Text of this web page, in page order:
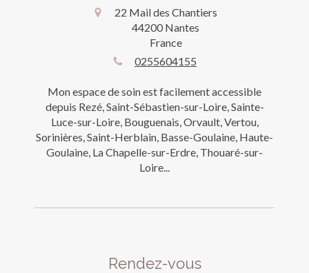
22 Mail des Chantiers
44200 Nantes
France
0255604155
Mon espace de soin est facilement accessible
depuis Rezé, Saint-Sébastien-sur-Loire, Sainte-
Luce-sur-Loire, Bouguenais, Orvault, Vertou,
Sorinières, Saint-Herblain, Basse-Goulaine, Haute-
Goulaine, La Chapelle-sur-Erdre, Thouaré-sur-
Loire...
Rendez-vous